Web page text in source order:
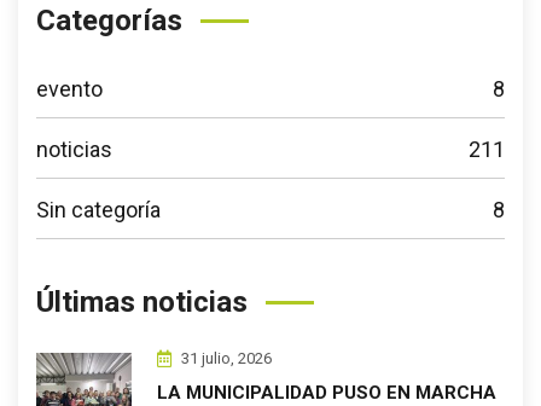
Categorías
evento 8
noticias 211
Sin categoría 8
Últimas noticias
31 julio, 2026
LA MUNICIPALIDAD PUSO EN MARCHA